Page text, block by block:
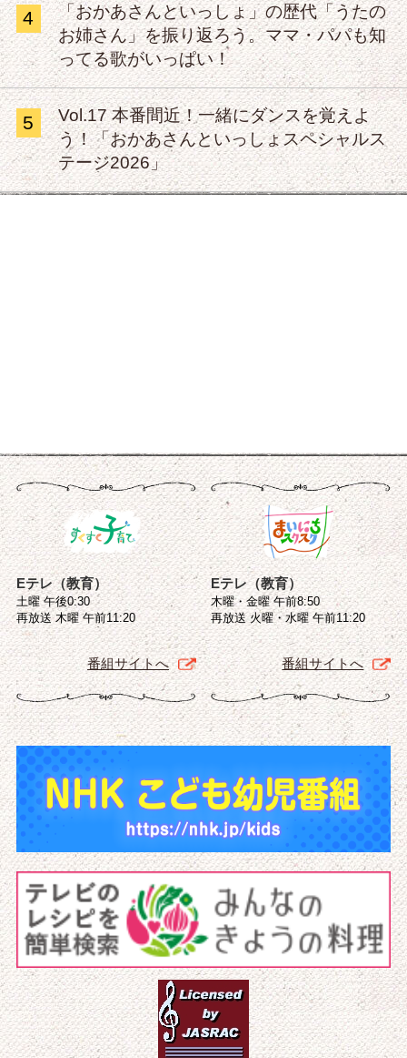
4
「おかあさんといっしょ」の歴代「うたの
お姉さん」を振り返ろう。ママ・パパも知
ってる歌がいっぱい！
5
Vol.17 本番間近！一緒にダンスを覚えよ
う！「おかあさんといっしょスペシャルス
テージ2026」
Eテレ（教育）
土曜 午後0:30
再放送 木曜 午前11:20
番組サイトへ
Eテレ（教育）
木曜・金曜 午前8:50
再放送 火曜・水曜 午前11:20
番組サイトへ